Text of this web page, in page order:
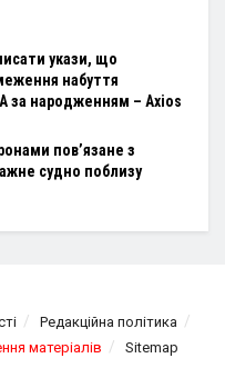
укази, що
набуття
за народженням – Axios
пов’язане з
судно поблизу
Редакційна політика
матеріалів Sitemap